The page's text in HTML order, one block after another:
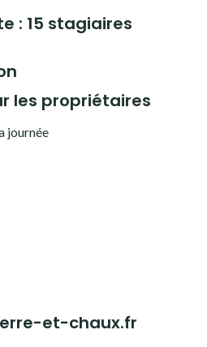
: 15 stagiaires
les propriétaires
journée
et-chaux.fr